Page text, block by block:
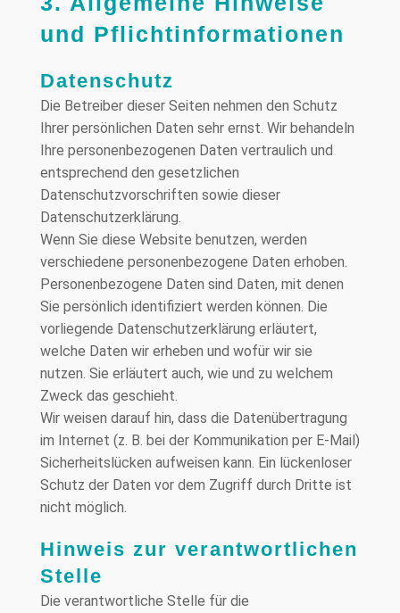
und Pflicht­informationen
Datenschutz
Die Betreiber dieser Seiten nehmen den Schutz
Ihrer persönlichen Daten sehr ernst. Wir behandeln
Ihre personenbezogenen Daten vertraulich und
entsprechend den gesetzlichen
Datenschutzvorschriften sowie dieser
Datenschutzerklärung.
Wenn Sie diese Website benutzen, werden
verschiedene personenbezogene Daten erhoben.
Personenbezogene Daten sind Daten, mit denen
Sie persönlich identifiziert werden können. Die
vorliegende Datenschutzerklärung erläutert,
welche Daten wir erheben und wofür wir sie
nutzen. Sie erläutert auch, wie und zu welchem
Zweck das geschieht.
Wir weisen darauf hin, dass die Datenübertragung
im Internet (z. B. bei der Kommunikation per E-Mail)
Sicherheitslücken aufweisen kann. Ein lückenloser
Schutz der Daten vor dem Zugriff durch Dritte ist
nicht möglich.
Hinweis zur verantwortlichen
Stelle
Die verantwortliche Stelle für die